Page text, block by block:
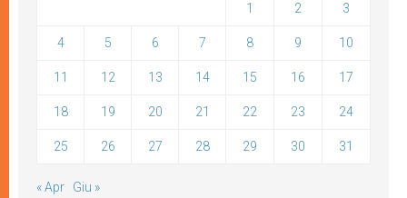
1 2 3
4 5 6 7 8 9 10
11 12 13 14 15 16 17
18 19 20 21 22 23 24
25 26 27 28 29 30 31
« Apr Giu »